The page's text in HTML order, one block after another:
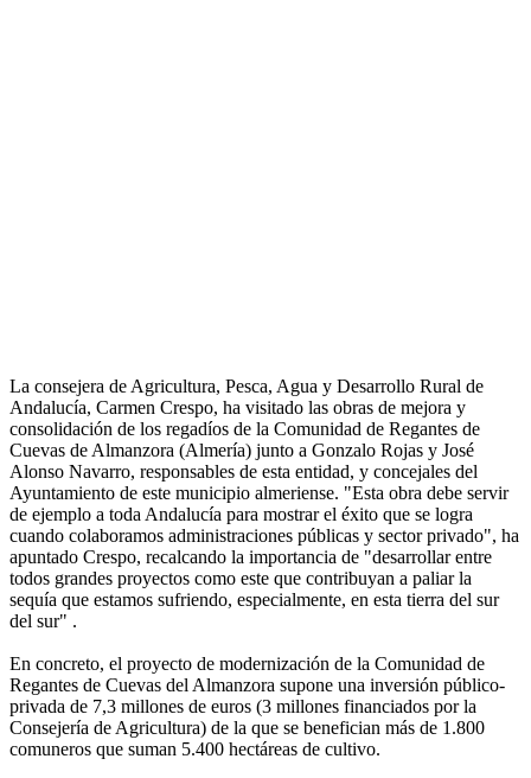
La consejera de Agricultura, Pesca, Agua y Desarrollo Rural de
Andalucía, Carmen Crespo, ha visitado las obras de mejora y
consolidación de los regadíos de la Comunidad de Regantes de
Cuevas de Almanzora (Almería) junto a Gonzalo Rojas y José
Alonso Navarro, responsables de esta entidad, y concejales del
Ayuntamiento de este municipio almeriense. "Esta obra debe servir
de ejemplo a toda Andalucía para mostrar el éxito que se logra
cuando colaboramos administraciones públicas y sector privado", ha
apuntado Crespo, recalcando la importancia de "desarrollar entre
todos grandes proyectos como este que contribuyan a paliar la
sequía que estamos sufriendo, especialmente, en esta tierra del sur
del sur" .
En concreto, el proyecto de modernización de la Comunidad de
Regantes de Cuevas del Almanzora supone una inversión público-
privada de 7,3 millones de euros (3 millones financiados por la
Consejería de Agricultura) de la que se benefician más de 1.800
comuneros que suman 5.400 hectáreas de cultivo.